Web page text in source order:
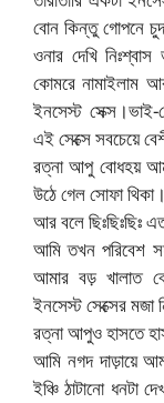
বোন কিন্তু গোপনে
ওনার দেখি
কোমরে নামাইলাম
ইনসেস্ট সেক্স।ভাই-
এই সেক্সে সবচেয়ে
রত্না আপু বোধহয়
উঠে গেল সোফা থিকা।
আর বলে ছিঃছিঃছিঃ
আমি তখন পরিবেশ
আমার বড় খালাত
ইনসেস্ট সেক্সের মজা
রত্না আপুও হাসতে
আমি নগদ দাড়ায়ে
ইঞ্চি ঠাটানো ধনটা